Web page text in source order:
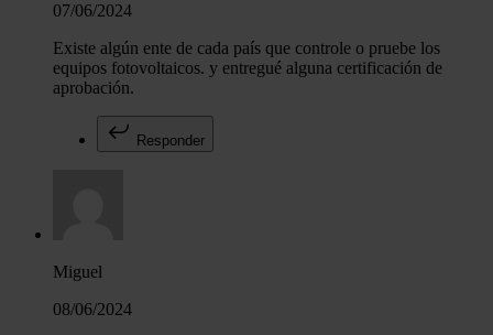
07/06/2024
Existe algún ente de cada país que controle o pruebe los
equipos fotovoltaicos. y entregué alguna certificación de
aprobación.
Responder
Miguel
08/06/2024